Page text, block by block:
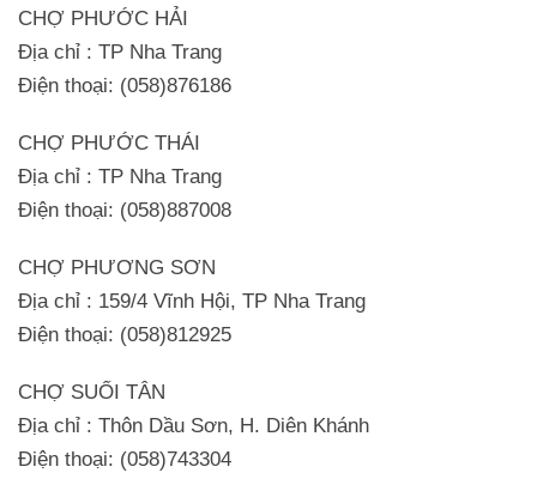
CHỢ PHƯỚC HẢI
Địa chỉ : TP Nha Trang
Điện thoại: (058)876186
CHỢ PHƯỚC THÁI
Địa chỉ : TP Nha Trang
Điện thoại: (058)887008
CHỢ PHƯƠNG SƠN
Địa chỉ : 159/4 Vĩnh Hội, TP Nha Trang
Điện thoại: (058)812925
CHỢ SUỐI TÂN
Địa chỉ : Thôn Dầu Sơn, H. Diên Khánh
Điện thoại: (058)743304